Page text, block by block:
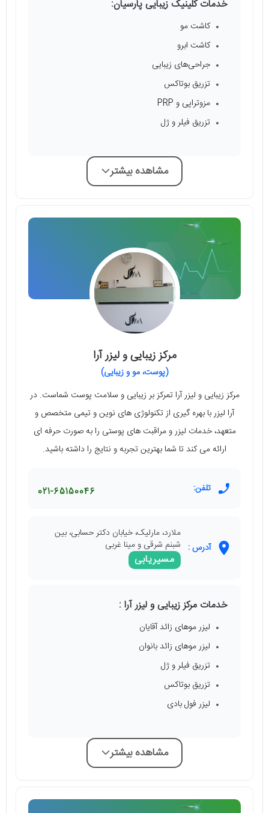
خدمات کلینیک زیبایی پارسیان:
کاشت مو
کاشت ابرو
جراحی‌های زیبایی
تزریق بوتاکس
مزوتراپی و PRP
تزریق فیلر و ژل
مشاهده بیشتر
مرکز زیبایی و لیزر آرا
(پوست، مو و زیبایی)
مرکز زیبایی و لیزر آرا تمرکز بر زیبایی و سلامت پوست شماست. در
آرا لیزر با بهره گیری از تکنولوژی های نوین و تیمی متخصص و
متعهد، خدمات لیزر و مراقبت های پوستی را به صورت حرفه ای
ارائه می کند تا شما بهترین تجربه و نتایج را داشته باشید.
تلفن: 021-65150046
آدرس :
ملارد، مارلیک، خیابان دکتر حسابی، بین
شبنم شرقی و مینا غربی
مسیریابی
خدمات مرکز زیبایی و لیزر آرا :
لیزر موهای زائد آقایان
لیزر موهای زائد بانوان
تزریق فیلر و ژل
تزریق بوتاکس
لیزر فول بادی
مشاهده بیشتر